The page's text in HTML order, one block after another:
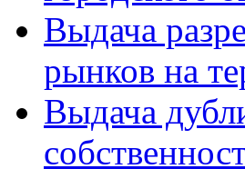
Выдача
рынков на
Выдача